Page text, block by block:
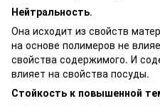
Нейтральность.
Она исходит из свойств
на основе полимеров не
свойства содержимого. И
влияет на свойства посуды.
Стойкость к повышенной